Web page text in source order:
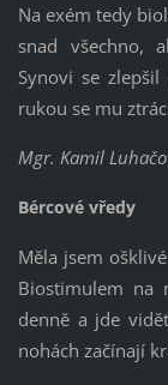
Na exém tedy
snad všechno,
Synovi se
rukou se mu
Mgr. Kamil
Bércové vředy
Měla jsem
Biostimulem
denně a jde
nohách začínají